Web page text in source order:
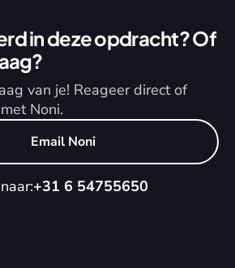
in deze opdracht? Of
van je! Reageer direct of
Noni.
Email Noni
+31 6 54755650